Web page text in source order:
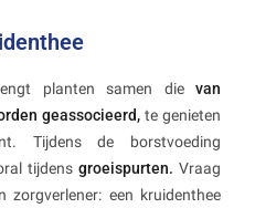
planten samen die van
geassocieerd, te genieten
Tijdens de borstvoeding
tijdens groeispurten. Vraag
zorgverlener: een kruidenthee